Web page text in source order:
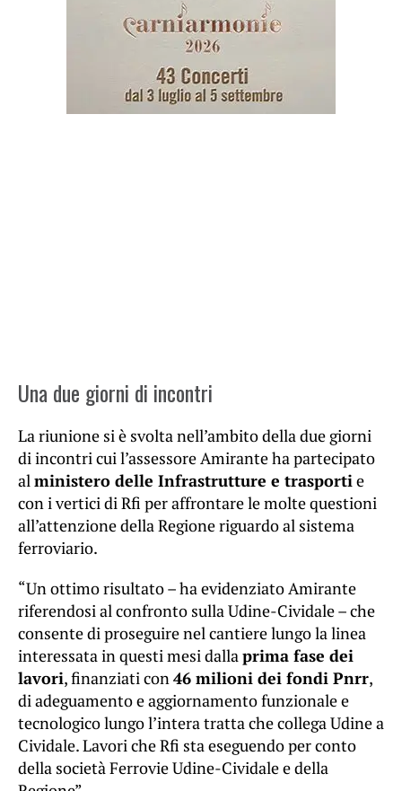
Una due giorni di incontri
La riunione si è svolta nell’ambito della due giorni
di incontri cui l’assessore Amirante ha partecipato
alministero delle Infrastrutture e trasportie
con i vertici di Rfi per affrontare le molte questioni
all’attenzione della Regione riguardo al sistema
ferroviario.
“Un ottimo risultato – ha evidenziato Amirante
riferendosi al confronto sulla Udine-Cividale – che
consente di proseguire nel cantiere lungo la linea
interessata in questi mesi dallaprima fase dei
lavori, finanziati con46 milioni dei fondi Pnrr,
di adeguamento e aggiornamento funzionale e
tecnologico lungo l’intera tratta che collega Udine a
Cividale. Lavori che Rfi sta eseguendo per conto
della società Ferrovie Udine-Cividale e della